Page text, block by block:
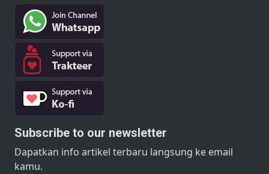
Subscribe to our newsletter
Dapatkan info artikel terbaru langsung ke email
kamu.